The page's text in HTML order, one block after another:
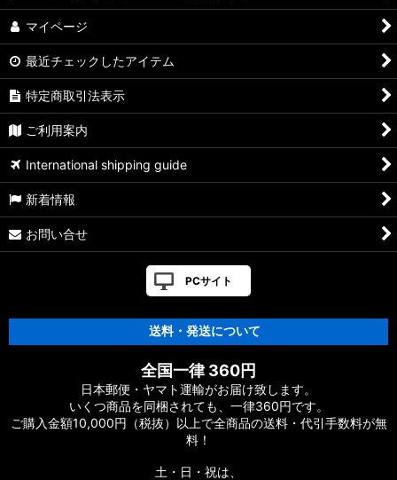
マイページ
最近チェックしたアイテム
特定商取引法表示
ご利用案内
International shipping guide
新着情報
お問い合せ
PCサイト
送料・発送について
全国一律 360円
日本郵便・ヤマト運輸がお届け致します。
いくつ商品を同梱されても、一律360円です。
ご購入金額10,000円（税抜）以上で全商品の送料・代引手数料が無
料！
土・日・祝は、